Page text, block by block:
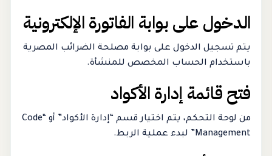
الدخول على بوابة الفاتورة الإلكترونية
يتم تسجيل الدخول على بوابة مصلحة الضرائب المصرية
باستخدام الحساب المخصص للمنشأة.
فتح قائمة إدارة الأكواد
من لوحة التحكم، يتم اختيار قسم “إدارة الأكواد” أو “Code
Management” لبدء عملية الربط.